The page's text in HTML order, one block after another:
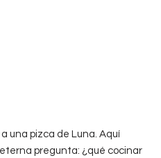
a una pizca de Luna. Aquí
pregunta: ¿qué cocinar